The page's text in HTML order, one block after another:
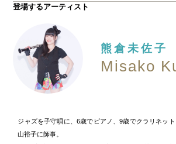
登場するアーティスト
熊倉未佐子
Misako
ジャズを子守唄に、6歳でピアノ、9歳でクラリネッ
山裕子に師事。